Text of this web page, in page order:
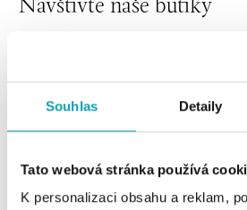
Souhlas Detaily
Tato webová stránka používá
K personalizaci obsahu a reklam,
Navštivte naše butiky